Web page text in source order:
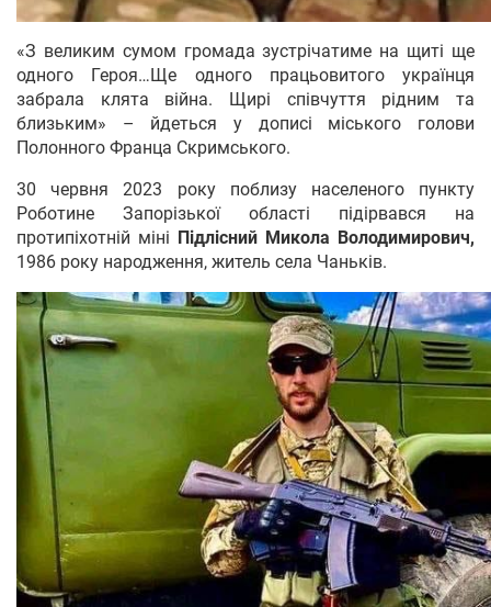
«З великим сумом громада зустрічатиме на щиті ще
одного Героя…Ще одного працьовитого українця
забрала клята війна. Щирі співчуття рідним та
близьким» – йдеться у дописі міського голови
Полонного Франца Скримського.
30 червня 2023 року поблизу населеного пункту
Роботине Запорізької області підірвався на
протипіхотній міні Підлісний Микола Володимирович,
1986 року народження, житель села Чаньків.